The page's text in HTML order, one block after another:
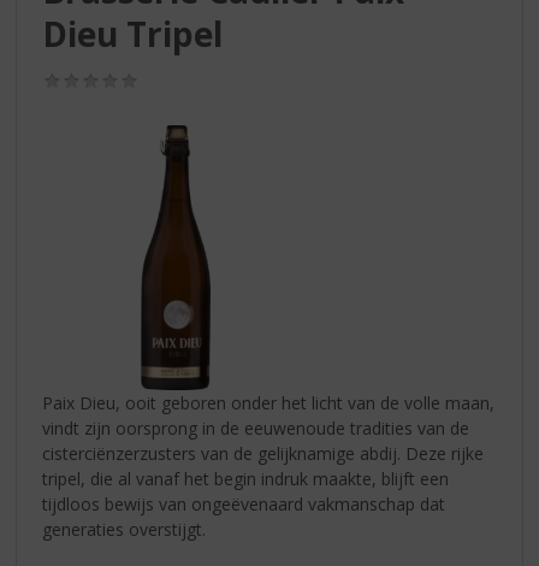
Dieu Tripel
Paix Dieu, ooit geboren onder het licht van de volle maan,
vindt zijn oorsprong in de eeuwenoude tradities van de
cisterciënzerzusters van de gelijknamige abdij. Deze rijke
tripel, die al vanaf het begin indruk maakte, blijft een
tijdloos bewijs van ongeëvenaard vakmanschap dat
generaties overstijgt.